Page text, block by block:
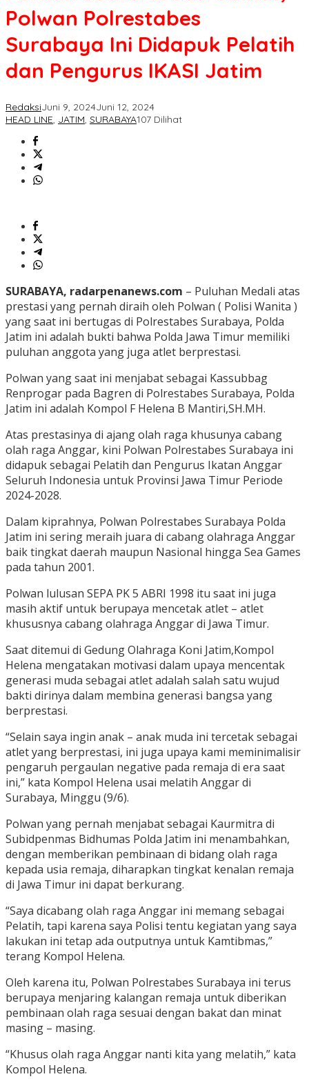
Polwan Polrestabes
Surabaya Ini Didapuk Pelatih
dan Pengurus IKASI Jatim
RedaksiJuni 9, 2024Juni 12, 2024
HEAD LINE, JATIM, SURABAYA107 Dilihat
SURABAYA, radarpenanews.com – Puluhan Medali atas
prestasi yang pernah diraih oleh Polwan ( Polisi Wanita )
yang saat ini bertugas di Polrestabes Surabaya, Polda
Jatim ini adalah bukti bahwa Polda Jawa Timur memiliki
puluhan anggota yang juga atlet berprestasi.
Polwan yang saat ini menjabat sebagai Kassubbag
Renprogar pada Bagren di Polrestabes Surabaya, Polda
Jatim ini adalah Kompol F Helena B Mantiri,SH.MH.
Atas prestasinya di ajang olah raga khusunya cabang
olah raga Anggar, kini Polwan Polrestabes Surabaya ini
didapuk sebagai Pelatih dan Pengurus Ikatan Anggar
Seluruh Indonesia untuk Provinsi Jawa Timur Periode
2024-2028.
Dalam kiprahnya, Polwan Polrestabes Surabaya Polda
Jatim ini sering meraih juara di cabang olahraga Anggar
baik tingkat daerah maupun Nasional hingga Sea Games
pada tahun 2001.
Polwan lulusan SEPA PK 5 ABRI 1998 itu saat ini juga
masih aktif untuk berupaya mencetak atlet – atlet
khususnya cabang olahraga Anggar di Jawa Timur.
Saat ditemui di Gedung Olahraga Koni Jatim,Kompol
Helena mengatakan motivasi dalam upaya mencentak
generasi muda sebagai atlet adalah salah satu wujud
bakti dirinya dalam membina generasi bangsa yang
berprestasi.
“Selain saya ingin anak – anak muda ini tercetak sebagai
atlet yang berprestasi, ini juga upaya kami meminimalisir
pengaruh pergaulan negative pada remaja di era saat
ini,” kata Kompol Helena usai melatih Anggar di
Surabaya, Minggu (9/6).
Polwan yang pernah menjabat sebagai Kaurmitra di
Subidpenmas Bidhumas Polda Jatim ini menambahkan,
dengan memberikan pembinaan di bidang olah raga
kepada usia remaja, diharapkan tingkat kenalan remaja
di Jawa Timur ini dapat berkurang.
“Saya dicabang olah raga Anggar ini memang sebagai
Pelatih, tapi karena saya Polisi tentu kegiatan yang saya
lakukan ini tetap ada outputnya untuk Kamtibmas,”
terang Kompol Helena.
Oleh karena itu, Polwan Polrestabes Surabaya ini terus
berupaya menjaring kalangan remaja untuk diberikan
pembinaan olah raga sesuai dengan bakat dan minat
masing – masing.
“Khusus olah raga Anggar nanti kita yang melatih,” kata
Kompol Helena.